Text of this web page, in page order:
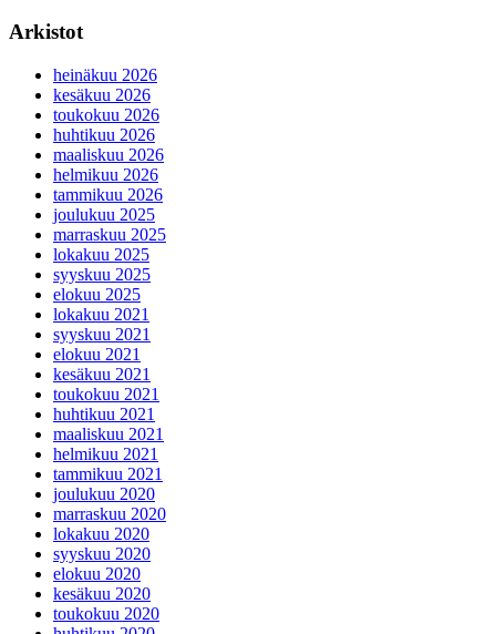
Arkistot
heinäkuu 2026
kesäkuu 2026
toukokuu 2026
huhtikuu 2026
maaliskuu 2026
helmikuu 2026
tammikuu 2026
joulukuu 2025
marraskuu 2025
lokakuu 2025
syyskuu 2025
elokuu 2025
lokakuu 2021
syyskuu 2021
elokuu 2021
kesäkuu 2021
toukokuu 2021
huhtikuu 2021
maaliskuu 2021
helmikuu 2021
tammikuu 2021
joulukuu 2020
marraskuu 2020
lokakuu 2020
syyskuu 2020
elokuu 2020
kesäkuu 2020
toukokuu 2020